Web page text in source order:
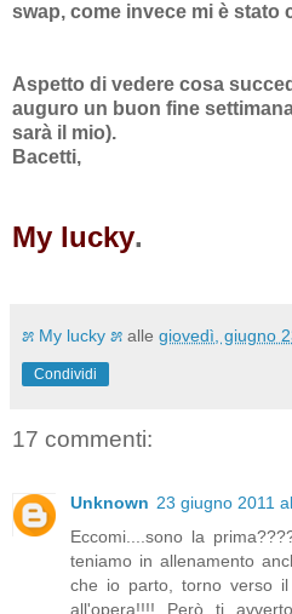
swap, come invece mi è stato
Aspetto di vedere cosa
auguro un buon fine
sarà il mio).
Bacetti,
My lucky.
೫ My lucky ೫ alle giovedì, giugno
Condividi
17 commenti:
Unknown 23 giugno 2011
Eccomi....sono la
teniamo in allenamento
che io parto, torno verso
all'opera!!!! Però ti